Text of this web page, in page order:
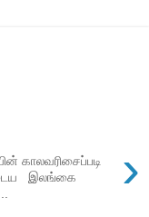
›
காலவரிசைப்படி
இலங்கை